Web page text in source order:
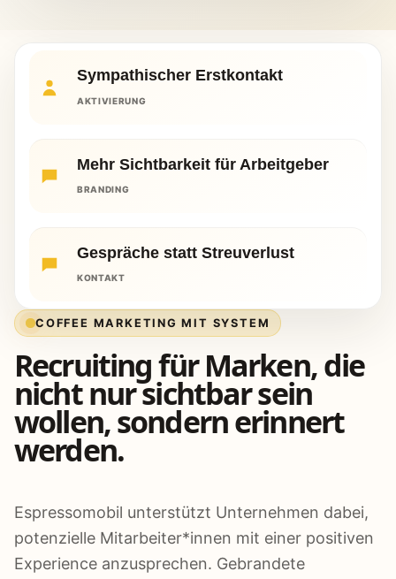
Sympathischer Erstkontakt
AKTIVIERUNG
Mehr Sichtbarkeit für Arbeitgeber
BRANDING
Gespräche statt Streuverlust
KONTAKT
COFFEE MARKETING MIT SYSTEM
Recruiting für Marken, die
nicht nur sichtbar sein
wollen, sondern erinnert
werden.
Espressomobil unterstützt Unternehmen dabei,
potenzielle Mitarbeiter*innen mit einer positiven
Experience anzusprechen. Gebrandete